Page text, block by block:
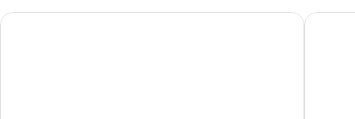
Mountain Birdies Log Cabin In Rumbling Bald at Lake Lure!
NEW